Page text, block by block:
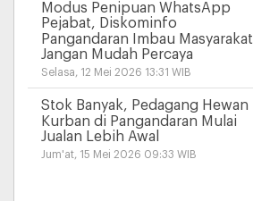
Modus Penipuan WhatsApp
Pejabat, Diskominfo
Pangandaran Imbau Masyarakat
Jangan Mudah Percaya
Selasa, 12 Mei 2026 13:31 WIB
Stok Banyak, Pedagang Hewan
Kurban di Pangandaran Mulai
Jualan Lebih Awal
Jum'at, 15 Mei 2026 09:33 WIB